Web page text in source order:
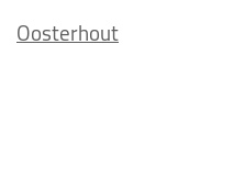
Oosterhout